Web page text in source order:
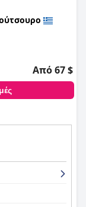
Από 67 $